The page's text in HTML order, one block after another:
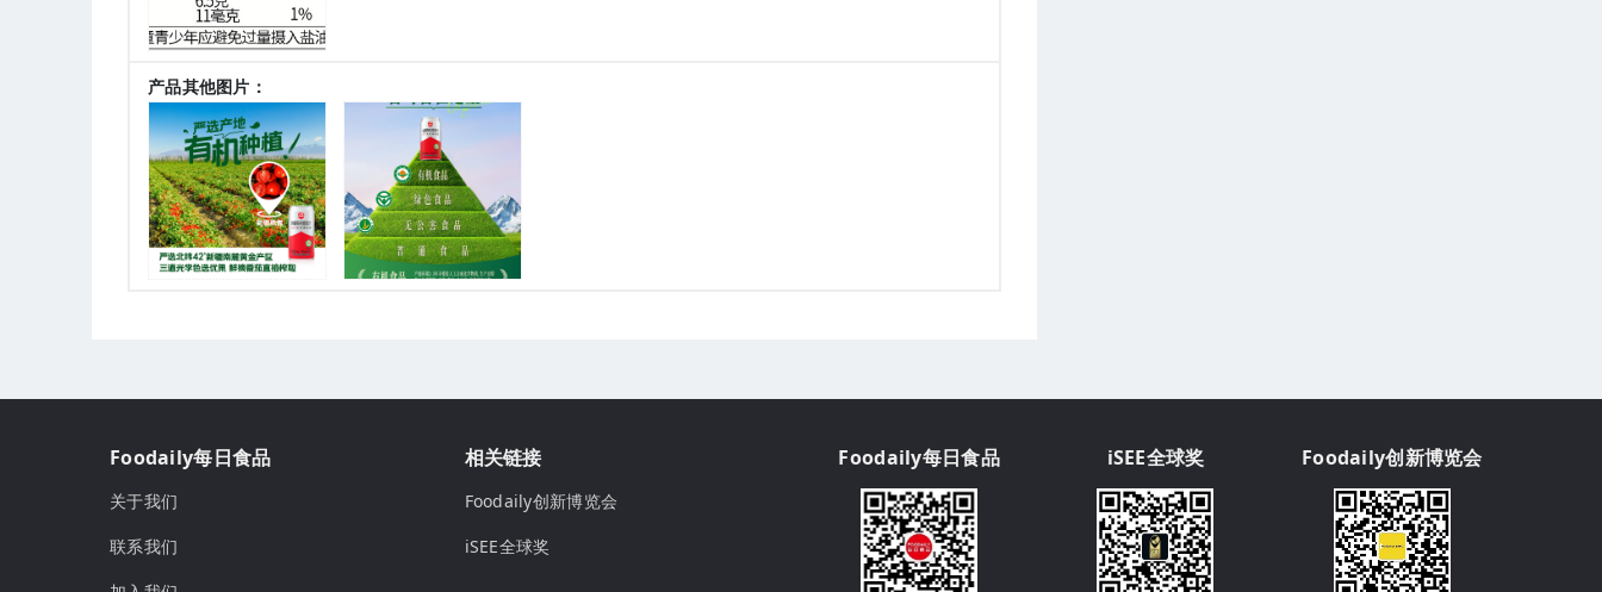
产品其他图片：
Foodaily每日食品
关于我们
联系我们
相关链接
Foodaily创新博览会
iSEE全球奖
Foodaily每日食品 iSEE全球奖 Foodaily创新博览会